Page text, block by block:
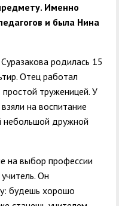
Именно
и была Нина
родилась 15
Отец работал
труженицей. У
на воспитание
небольшой дружной
на выбор профессии
Он
будешь хорошо